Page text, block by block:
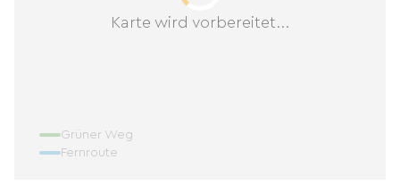
Karte wird vorbereitet...
Grüner Weg
Fernroute